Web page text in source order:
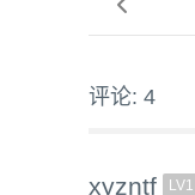
评论: 4
xyzntf LV1